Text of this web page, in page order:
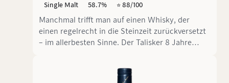
Single Malt 58.7% ⭐️ 88/100
Manchmal trifft man auf einen Whisky, der
einen regelrecht in die Steinzeit zurückversetzt
– im allerbesten Sinne. Der Talisker 8 Jahre
geologischen Expedition ein, bei der jeder